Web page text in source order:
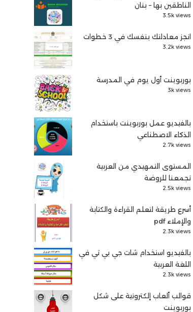
الناطقين بها – بنان
3.5k views
انجز معادلتك بنفسك في 3 خطوات
3.2k views
بوربوينت أول يوم في المدرسة
3k views
بالفيديو عمل بوربوينت باستخدام
الذكاء الاصطناعي
2.7k views
المستوى التمهيدي من العربية
تجمعنا للروضة
2.5k views
أسرع طريقة لتعلم القراءة والكتابة
والإملاء pdf
2.3k views
بالفيديو استخدام شات جي بي تي في
اللغة العربية
2.3k views
قوالب ألعاب إلكترونية على شكل
بوربوينت